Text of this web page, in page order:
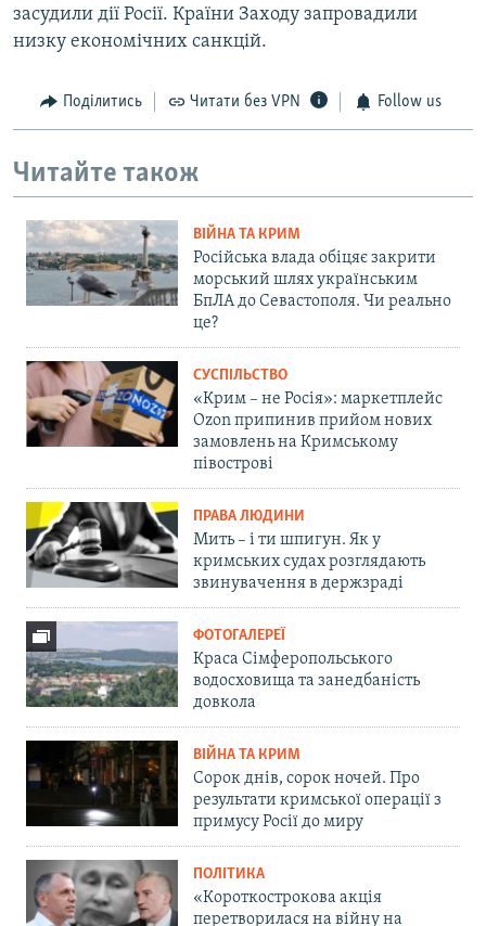
засудили дії Росії. Країни Заходу запровадили
низку економічних санкцій.
Поділитись Читати без VPN Follow us
Читайте також
ВІЙНА ТА КРИМ
Російська влада обіцяє закрити
морський шлях українським
БпЛА до Севастополя. Чи реально
це?
СУСПІЛЬСТВО
«Крим – не Росія»: маркетплейс
Ozon припинив прийом нових
замовлень на Кримському
півострові
ПРАВА ЛЮДИНИ
Мить – і ти шпигун. Як у
кримських судах розглядають
звинувачення в держзраді
ФОТОГАЛЕРЕЇ
Краса Сімферопольського
водосховища та занедбаність
довкола
ВІЙНА ТА КРИМ
Сорок днів, сорок ночей. Про
результати кримської операції з
примусу Росії до миру
ПОЛІТИКА
«Короткострокова акція
перетворилася на війну на